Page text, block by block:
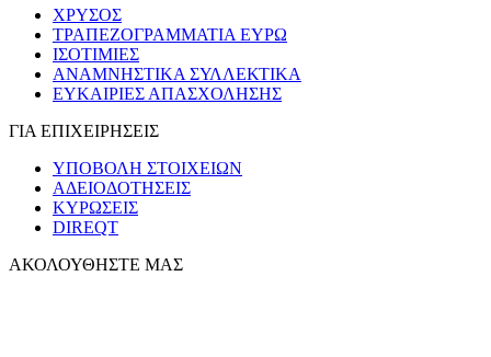
ΧΡΥΣΟΣ
ΤΡΑΠΕΖΟΓΡΑΜΜΑΤΙΑ ΕΥΡΩ
ΙΣΟΤΙΜΙΕΣ
ΑΝΑΜΝΗΣΤΙΚΑ ΣΥΛΛΕΚΤΙΚΑ
ΕΥΚΑΙΡΙΕΣ ΑΠΑΣΧΟΛΗΣΗΣ
ΓΙΑ ΕΠΙΧΕΙΡΗΣΕΙΣ
ΥΠΟΒΟΛΗ ΣΤΟΙΧΕΙΩΝ
ΑΔΕΙΟΔΟΤΗΣΕΙΣ
ΚΥΡΩΣΕΙΣ
DIREQT
ΑΚΟΛΟΥΘΗΣΤΕ ΜΑΣ